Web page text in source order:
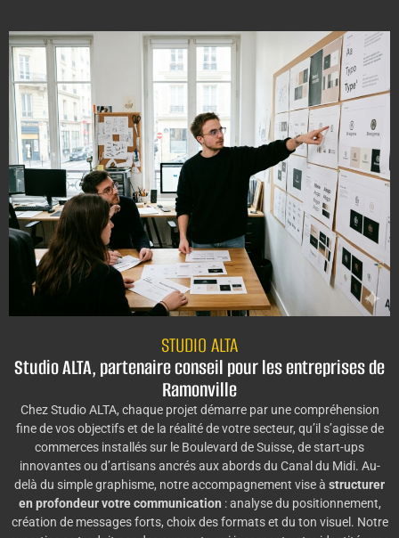
STUDIO ALTA
Studio ALTA, partenaire conseil pour les entreprises de
Ramonville
Chez Studio ALTA, chaque projet démarre par une compréhension
fine de vos objectifs et de la réalité de votre secteur, qu’il s’agisse de
commerces installés sur le Boulevard de Suisse, de start-ups
innovantes ou d’artisans ancrés aux abords du Canal du Midi. Au-
delà du simple graphisme, notre accompagnement vise à structurer
en profondeur votre communication : analyse du positionnement,
création de messages forts, choix des formats et du ton visuel. Notre